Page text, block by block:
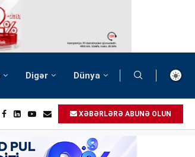
Digər Dünya
XƏBƏRLƏRƏ ABUNƏ OLUN